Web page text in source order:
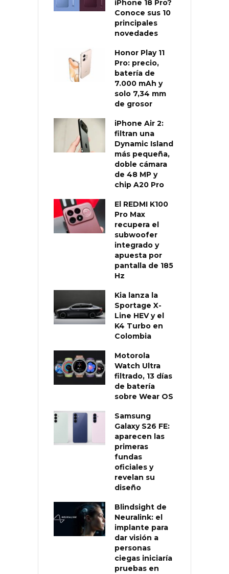
iPhone 18 Pro?
Conoce sus 10
principales
novedades
Honor Play 11
Pro: precio,
batería de
7.000 mAh y
solo 7,34 mm
de grosor
iPhone Air 2:
filtran una
Dynamic Island
más pequeña,
doble cámara
de 48 MP y
chip A20 Pro
El REDMI K100
Pro Max
recupera el
subwoofer
integrado y
apuesta por
pantalla de 185
Hz
Kia lanza la
Sportage X-
Line HEV y el
K4 Turbo en
Colombia
Motorola
Watch Ultra
filtrado, 13 días
de batería
sobre Wear OS
Samsung
Galaxy S26 FE:
aparecen las
primeras
fundas
oficiales y
revelan su
diseño
Blindsight de
Neuralink: el
implante para
dar visión a
personas
ciegas iniciaría
pruebas en